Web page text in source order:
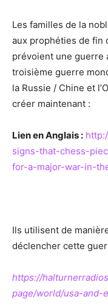
Les familles de la
aux prophéties de fin
prévoient une guerre
troisième guerre
la Russie / Chine et
créer maintenant :
Lien en Anglais :
signs-that-chess-
for-a-major-war-in-
Ils utilisent de
déclencher cette
https://
page/world/usa-and-